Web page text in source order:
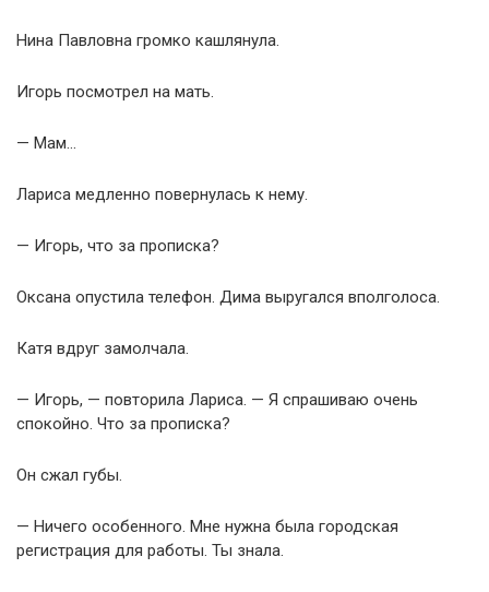
Нина Павловна громко кашлянула.
Игорь посмотрел на мать.
— Мам…
Лариса медленно повернулась к нему.
— Игорь, что за прописка?
Оксана опустила телефон. Дима выругался вполголоса.
Катя вдруг замолчала.
— Игорь, — повторила Лариса. — Я спрашиваю очень
спокойно. Что за прописка?
Он сжал губы.
— Ничего особенного. Мне нужна была городская
регистрация для работы. Ты знала.